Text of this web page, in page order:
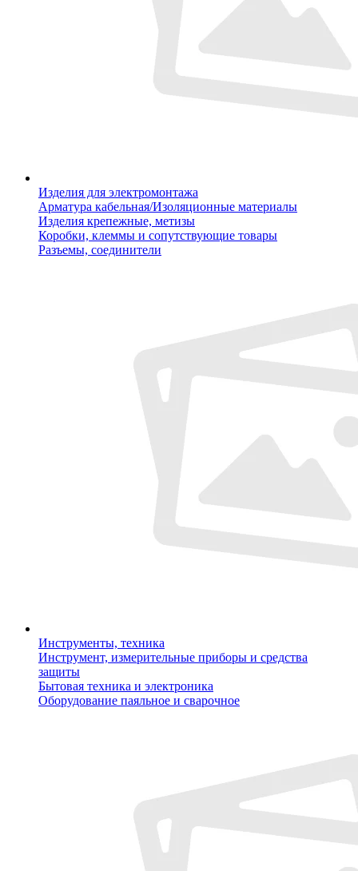
Изделия для электромонтажа
Арматура кабельная/Изоляционные материалы
Изделия крепежные, метизы
Коробки, клеммы и сопутствующие товары
Разъемы, соединители
Инструменты, техника
Инструмент, измерительные приборы и средства
защиты
Бытовая техника и электроника
Оборудование паяльное и сварочное